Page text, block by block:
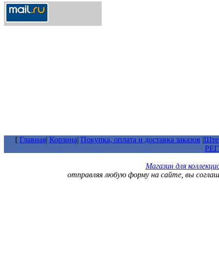
[ Главная| Корзина| Покупка, оплата и доставка заказов |
Магазин для
отправляя любую форму на сайте, вы